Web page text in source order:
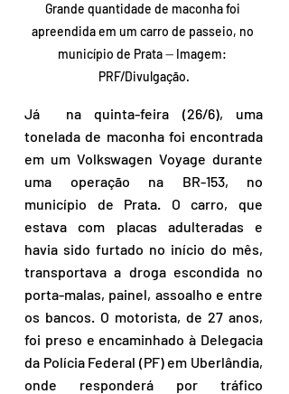
Grande quantidade de maconha foi
apreendida em um carro de passeio, no
município de Prata — Imagem:
PRF/Divulgação.
Já  na quinta-feira (26/6), uma
tonelada de maconha foi encontrada
em um Volkswagen Voyage durante
uma operação na BR-153, no
município de Prata. O carro, que
estava com placas adulteradas e
havia sido furtado no início do mês,
transportava a droga escondida no
porta-malas, painel, assoalho e entre
os bancos. O motorista, de 27 anos,
foi preso e encaminhado à Delegacia
da Polícia Federal (PF) em Uberlândia,
onde responderá por tráfico